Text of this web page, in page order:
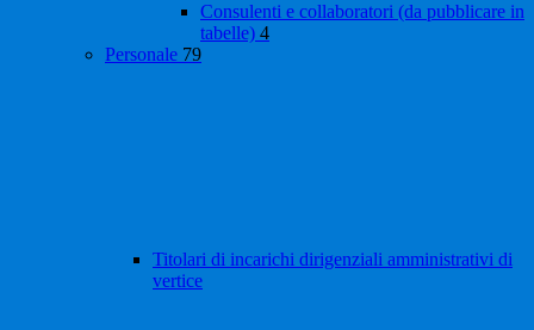
Consulenti e collaboratori (da pubblicare in
tabelle) 4
Personale 79
Titolari di incarichi dirigenziali amministrativi di
vertice